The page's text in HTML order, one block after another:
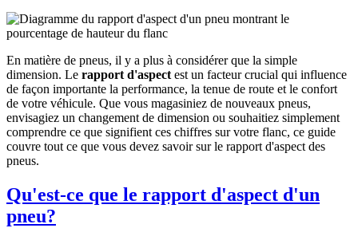
En matière de pneus, il y a plus à considérer que la simple
dimension. Le rapport d'aspect est un facteur crucial qui influence
de façon importante la performance, la tenue de route et le confort
de votre véhicule. Que vous magasiniez de nouveaux pneus,
envisagiez un changement de dimension ou souhaitiez simplement
comprendre ce que signifient ces chiffres sur votre flanc, ce guide
couvre tout ce que vous devez savoir sur le rapport d'aspect des
pneus.
Qu'est-ce que le rapport d'aspect d'un
pneu?